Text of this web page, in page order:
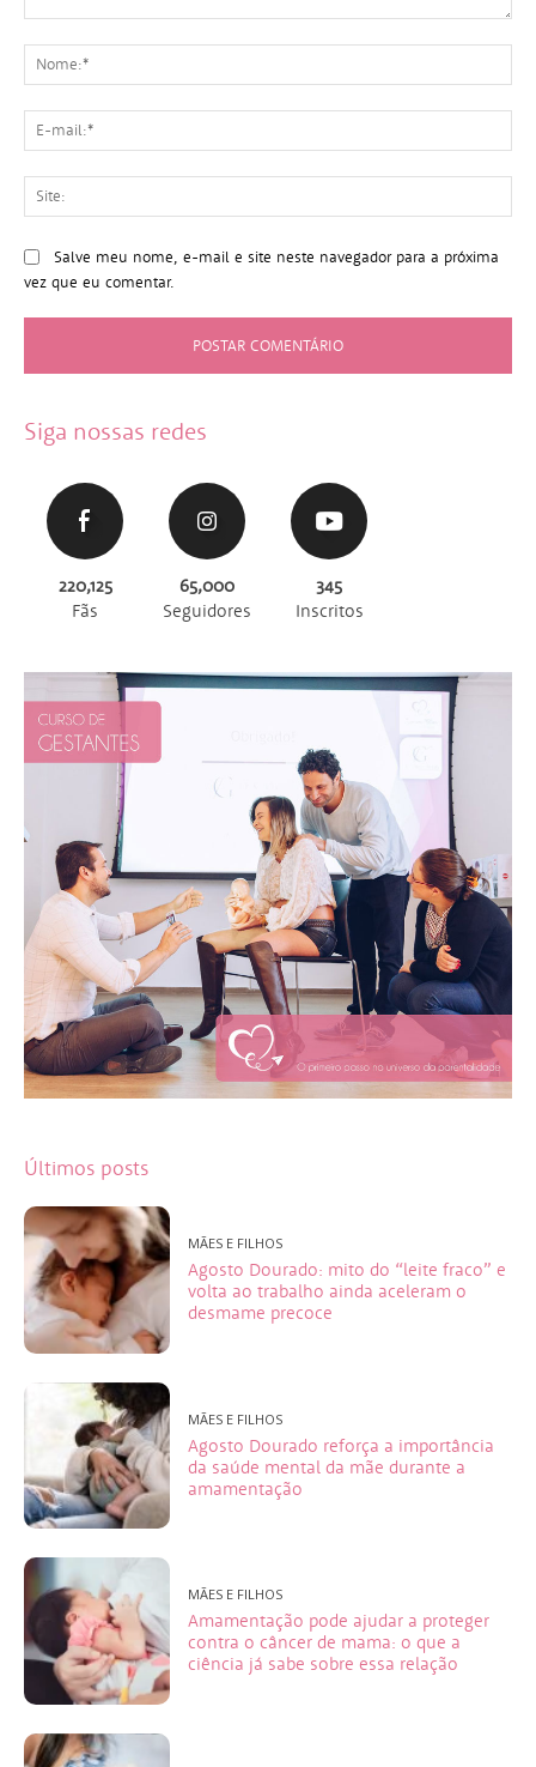
Salve meu nome, e-mail e site neste navegador para a próxima
vez que eu comentar.
Siga nossas redes
220,125
Fãs
65,000
Seguidores
345
Inscritos
Últimos posts
MÃES E FILHOS
Agosto Dourado: mito do “leite fraco” e
volta ao trabalho ainda aceleram o
desmame precoce
MÃES E FILHOS
Agosto Dourado reforça a importância
da saúde mental da mãe durante a
amamentação
MÃES E FILHOS
Amamentação pode ajudar a proteger
contra o câncer de mama: o que a
ciência já sabe sobre essa relação